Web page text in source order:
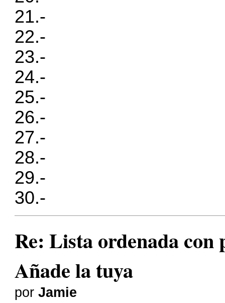
21.-
22.-
23.-
24.-
25.-
26.-
27.-
28.-
29.-
30.-
Re: Lista ordenada
Añade la tuya
porJamie